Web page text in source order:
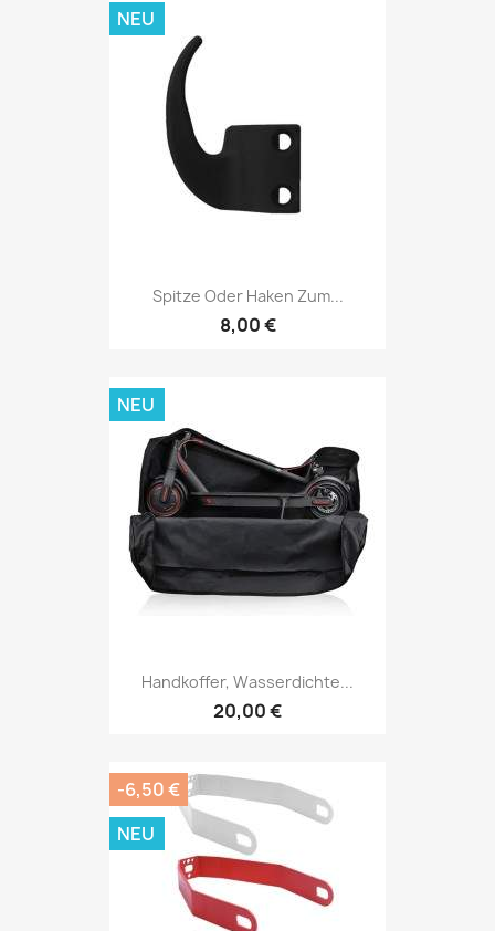
Spitze Oder Haken Zum...
8,00 €
NEU
Handkoffer, Wasserdichte...
20,00 €
NEU
-6,50 €
NEU